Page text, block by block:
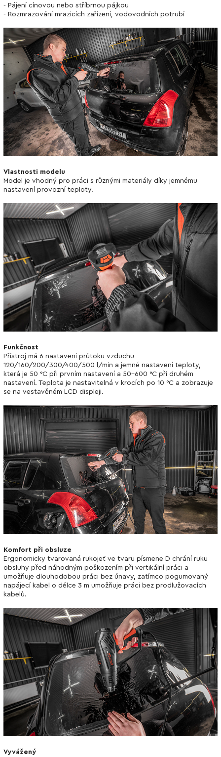
- Pájení cínovou nebo stříbrnou pájkou
- Rozmrazování mrazicích zařízení, vodovodních potrubí
Vlastnosti modelu
Model je vhodný pro práci s různými materiály díky jemnému
nastavení provozní teploty.
Funkčnost
Přístroj má 6 nastavení průtoku vzduchu
120/160/200/300/400/500 l/min a jemné nastavení teploty,
která je 50 °C při prvním nastavení a 50-600 °C při druhém
nastavení. Teplota je nastavitelná v krocích po 10 °C a zobrazuje
se na vestavěném LCD displeji.
Komfort při obsluze
Ergonomicky tvarovaná rukojeť ve tvaru písmene D chrání ruku
obsluhy před náhodným poškozením při vertikální práci a
umožňuje dlouhodobou práci bez únavy, zatímco pogumovaný
napájecí kabel o délce 3 m umožňuje práci bez prodlužovacích
kabelů.
Vyvážený